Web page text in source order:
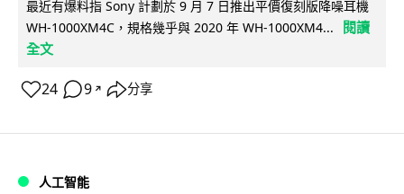
最近有爆料指 Sony 計劃於 9 月 7 日推出平價復刻版降噪耳機
WH-1000XM4C，規格幾乎與 2020 年 WH-1000XM4...
閱讀
全文
24 9 ↗ 分享
人工智能